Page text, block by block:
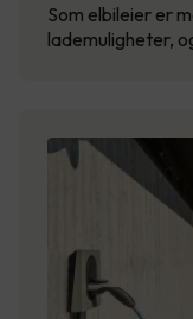
Som elbileier er
lademuligheter,